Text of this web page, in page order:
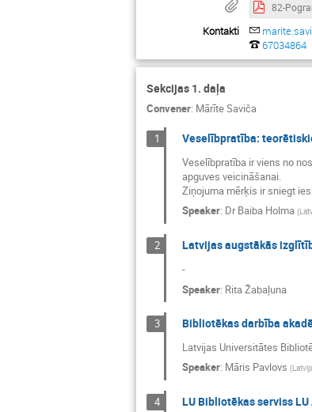
Kontakti
67034864
Sekcijas 1. daļa
Convener: Mārīte Saviča
1 Veselībpratība:
Veselībpratība ir viens no
apguves veicināšanai.
Ziņojuma mērķis ir sniegt
Speaker: Dr Baiba Holma (
2 Latvijas augstākās
-
Speaker: Rita Žabaļuna
3 Bibliotēkas darbība
Latvijas Universitātes
Speaker: Māris Pavlovs (
4 LU Bibliotēkas serviss